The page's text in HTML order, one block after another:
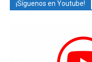
¡Síguenos en Youtube!